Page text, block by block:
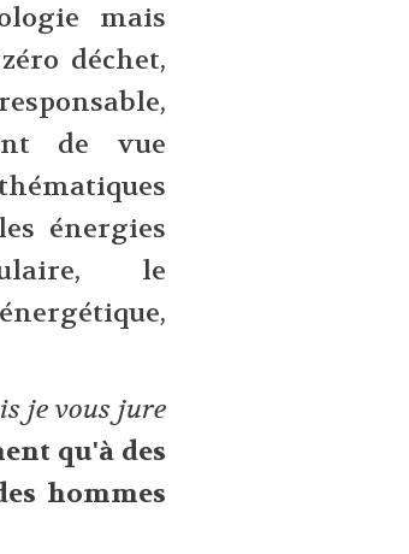
mais
déchet,
de vue
énergies
le
je vous jure
qu'à des
hommes